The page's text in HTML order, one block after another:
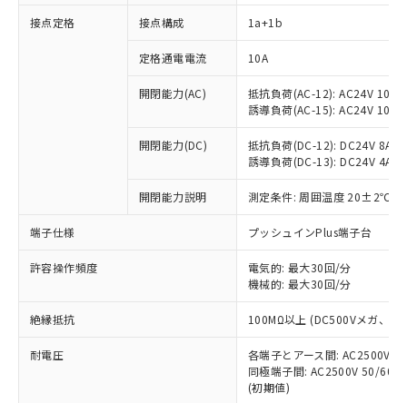
接点定格 接点構成 1a+1b
定格通電電流 10A
開閉能力(AC)
抵抗負荷(AC-12): AC24V 10A/
誘導負荷(AC-15): AC24V
開閉能力(DC)
抵抗負荷(DC-12): DC24V 8A/
誘導負荷(DC-13): DC24V 4A/
開閉能力説明 測定条件: 周囲温度 20±2℃、
端子仕様 プッシュインPlus端子台
許容操作頻度
電気的: 最大30回/分
機械的: 最大30回/分
絶縁抵抗 100MΩ以上 (DC500Vメガ、点
耐電圧
各端子とアース間: AC2500V
同極端子間: AC2500V 50/
(初期値)
ご利用条件
ご利用ください。
本サービスは、当社制御機器事業取扱
商品の当社在庫状況および標準価格
(税抜)を提供させていただくもので
当社制御機器事業取扱商品の中には、
本サービスの対象外となる商品もある
ことをご了承ください。
在庫状況および標準価格照会結果は、
対応済み：EU RoHS指令（10物質）の
非含有に対応した製品が提供可能な商品で
対応予定：EU RoHS指令（10物質）の非含
有に対応した製品に切り替える予定のある
対応予定なし：EU RoHS指令（10物質）の
非含有に非対応の商品で、対応品を出す予
定はありません。
調査・確認中：EU RoHS指令（10物質）の
非含有の対応状況を調査中または確認中の
害物質有無と関係のない商品です。
仕入先様の事情により、非含有部品として
いたものが、含有品と判明した場合などや
むを得ず変更することがあります。
※1 中国RoHS○×表
「○」：最大均質材料含有率が中国RoHSの
基準値以下であることを示します。
「×」：最大均質材料含有率が中国RoHSの
基準値を超えていることを示します。
「－」：未確認です。当社販売部門へお問
当社は、これら貴社製品のうち、外国
為替および外国貿易法に定める商品